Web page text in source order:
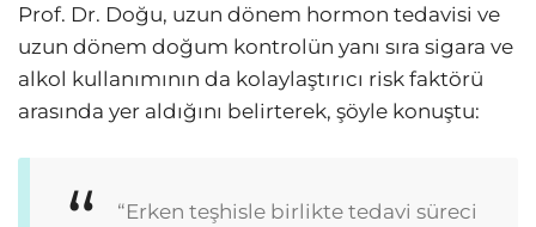
Prof. Dr. Doğu, uzun dönem hormon tedavisi ve
uzun dönem doğum kontrolün yanı sıra sigara ve
alkol kullanımının da kolaylaştırıcı risk faktörü
arasında yer aldığını belirterek, şöyle konuştu:
“Erken teşhisle birlikte tedavi süreci